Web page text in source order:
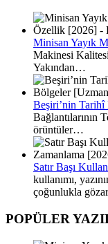
Minisan Yayık
Makinesi
Yakından…
Beşiri’nin Tarihî
Bağlantılarının
örüntüler…
Satır Başı
kullanımı,
çoğunlukla
POPÜLER